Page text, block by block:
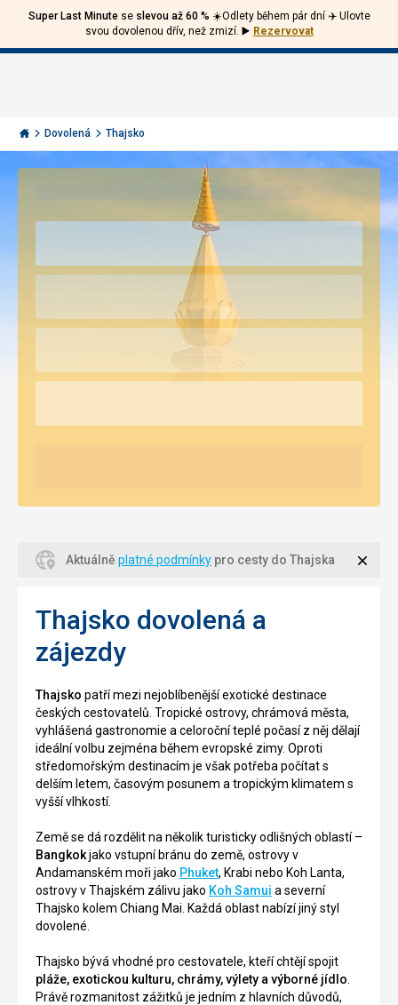
Jít
Invia.cz
Volejte
226
000
Přihlásit
se
Dovolená Thajsko
Aktuálně platné podmínky pro cesty do Thajska
Thajsko dovolená a
zájezdy
Thajsko patří mezi nejoblíbenější exotické destinace
českých cestovatelů. Tropické ostrovy, chrámová města,
vyhlášená gastronomie a celoroční teplé počasí z něj dělají
ideální volbu zejména během evropské zimy. Oproti
středomořským destinacím je však potřeba počítat s
delším letem, časovým posunem a tropickým klimatem s
vyšší vlhkostí.
Země se dá rozdělit na několik turisticky odlišných oblastí –
Bangkokjako vstupní bránu do země, ostrovy v
Andamanském moři jako Phuket, Krabi nebo Koh Lanta,
ostrovy v Thajském zálivu jako Koh Samui a severní
Thajsko kolem Chiang Mai. Každá oblast nabízí jiný styl
dovolené.
Thajsko bývá vhodné pro cestovatele, kteří chtějí spojit
pláže, exotickou kulturu, chrámy, výlety a výborné jídlo
Právě rozmanitost zážitků je jedním z hlavních důvodů,
Super Last Minutese slevou až 60 % ☀️Odlety během pár dní ✈️ Ulovte
svou dovolenou dřív, než zmizí. ▶️ Rezervovat